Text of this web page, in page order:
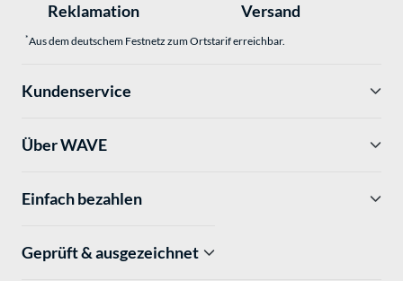
Reklamation
Versand
*Aus dem deutschem Festnetz zum Ortstarif erreichbar.
Kundenservice
Über WAVE
Einfach bezahlen
Geprüft & ausgezeichnet